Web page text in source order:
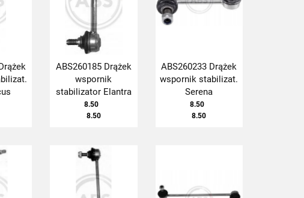
ABS260185 Drążek
wspornik
stabilizator Elantra
8.50
8.50
ABS260233 Drążek
wspornik stabilizat.
Serena
8.50
8.50